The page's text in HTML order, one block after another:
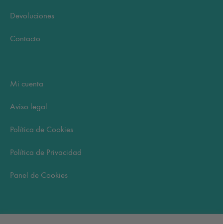
Devoluciones
Contacto
Mi cuenta
Aviso legal
Política de Cookies
Política de Privacidad
Panel de Cookies